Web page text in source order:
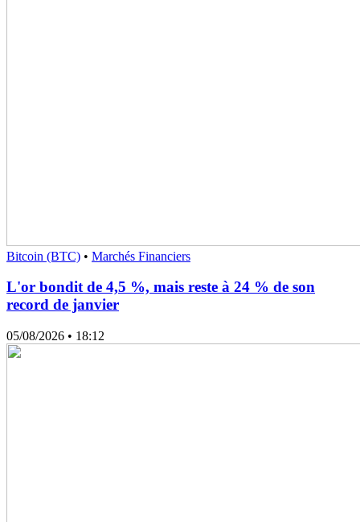
Bitcoin (BTC) • Marchés Financiers
L'or bondit de 4,5 %, mais reste à 24 % de son
record de janvier
05/08/2026 • 18:12